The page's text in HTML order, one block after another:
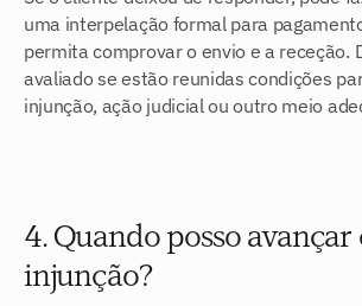
uma interpelação formal para
permita comprovar o envio e a receção.
avaliado se estão reunidas condições
injunção, ação judicial ou outro meio
4. Quando posso
injunção?